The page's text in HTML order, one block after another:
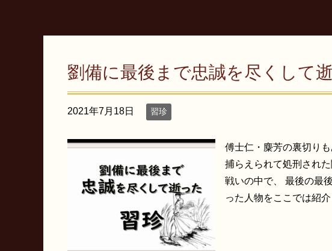
劉備に最後まで忠誠を尽くして
2021年7月18日 習珍
傅士仁・麋芳の裏切り
捕らえられて処刑され
戦いの中で、 最後の最
った人物をここでは紹